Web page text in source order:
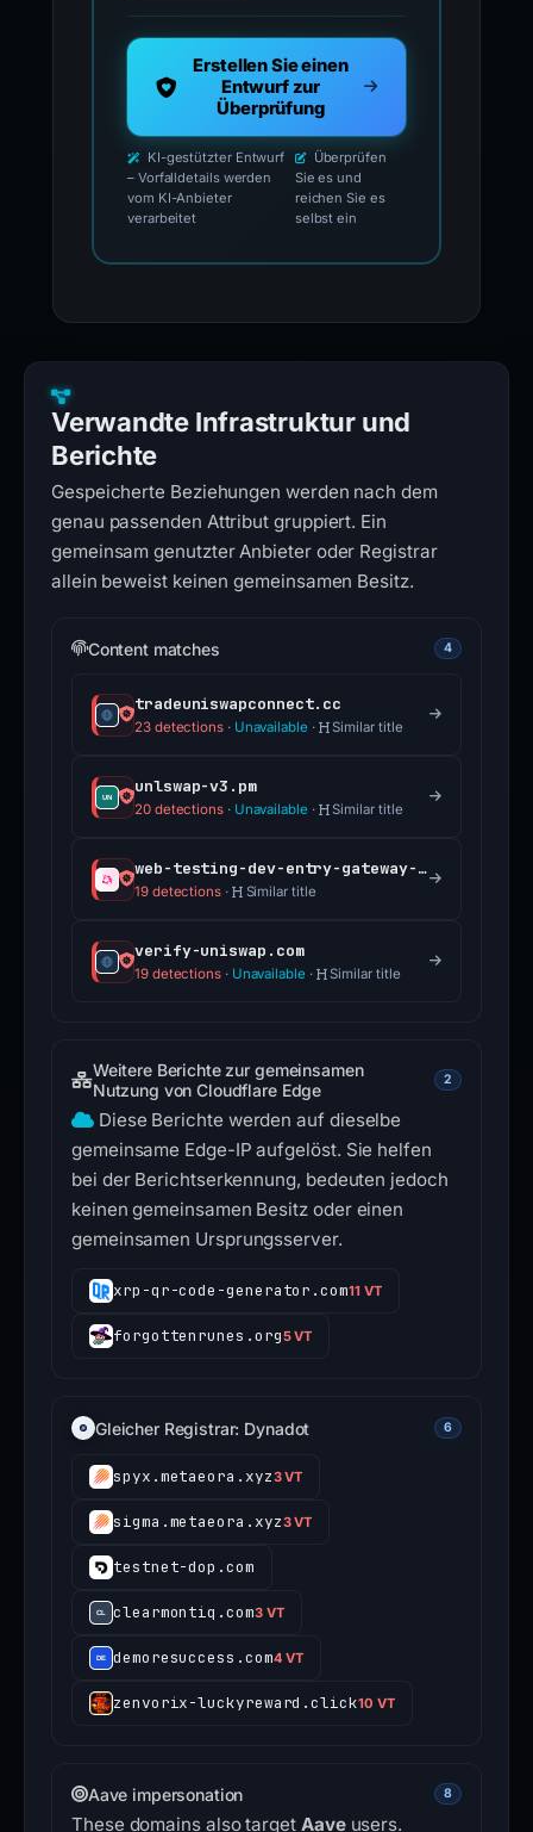
Erstellen Sie einen
Entwurf zur
Überprüfung
KI-gestützter Entwurf
– Vorfalldetails werden
vom KI-Anbieter
verarbeitet
Überprüfen
Sie es und
reichen Sie es
selbst ein
Verwandte Infrastruktur und
Berichte
Gespeicherte Beziehungen werden nach dem
genau passenden Attribut gruppiert. Ein
gemeinsam genutzter Anbieter oder Registrar
allein beweist keinen gemeinsamen Besitz.
Content matches 4
tradeuniswapconnect.cc
23 detections· Unavailable · Similar title
unlswap-v3.pm
20 detections· Unavailable · Similar title
web-testing-dev-entry-gateway-uniswap.vercel.app
19 detections· Similar title
verify-uniswap.com
19 detections· Unavailable · Similar title
Weitere Berichte zur gemeinsamen
Nutzung von Cloudflare Edge
2
Diese Berichte werden auf dieselbe
gemeinsame Edge-IP aufgelöst. Sie helfen
bei der Berichtserkennung, bedeuten jedoch
keinen gemeinsamen Besitz oder einen
gemeinsamen Ursprungsserver.
xrp-qr-code-generator.com11 VT
forgottenrunes.org5 VT
Gleicher Registrar: Dynadot 6
spyx.metaeora.xyz3 VT
sigma.metaeora.xyz3 VT
testnet-dop.com
clearmontiq.com3 VT
demoresuccess.com4 VT
zenvorix-luckyreward.click10 VT
Aave impersonation 8
These domains also target Aaveusers.